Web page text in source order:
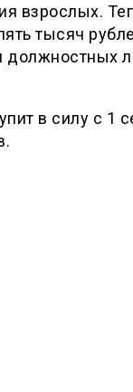
взрослых.
тысяч
должностных
в силу с 1